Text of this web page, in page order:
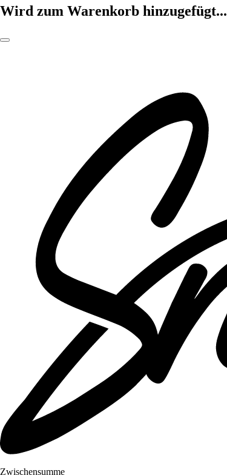
Wird zum Warenkorb hinzugefügt...
Zwischensumme